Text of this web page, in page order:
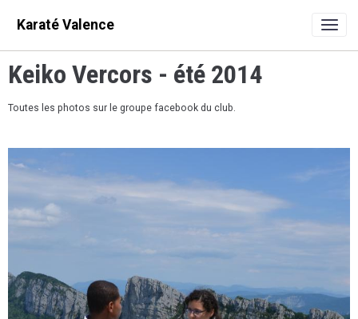
Karaté Valence
Keiko Vercors - été 2014
Toutes les photos sur le groupe facebook du club.